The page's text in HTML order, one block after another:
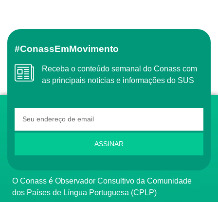
#ConassEmMovimento
Receba o conteúdo semanal do Conass com
as principais notícias e informações do SUS
ASSINAR
O Conass é Observador Consultivo da Comunidade
dos Países de Língua Portuguesa (CPLP)